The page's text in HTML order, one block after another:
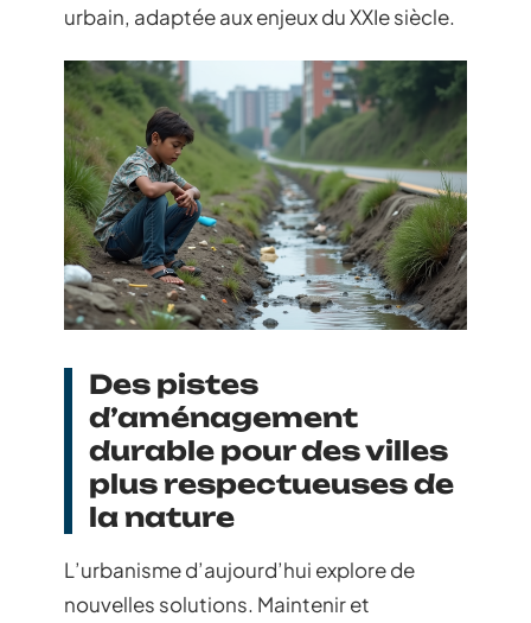
urbain, adaptée aux enjeux du XXIe siècle.
Des pistes
d’aménagement
durable pour des villes
plus respectueuses de
la nature
L’urbanisme d’aujourd’hui explore de
nouvelles solutions. Maintenir et